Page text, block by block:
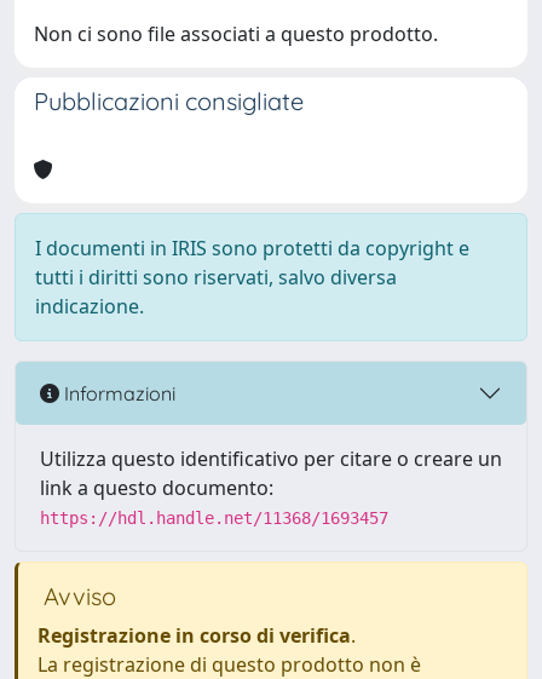
Non ci sono file associati a questo prodotto.
Pubblicazioni consigliate
I documenti in IRIS sono protetti da copyright e
tutti i diritti sono riservati, salvo diversa
indicazione.
Informazioni
Utilizza questo identificativo per citare o creare un
link a questo documento:
https://hdl.handle.net/11368/1693457
Avviso
Registrazione in corso di verifica.
La registrazione di questo prodotto non è